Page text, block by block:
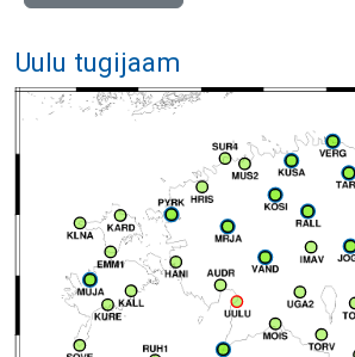
Uulu tugijaam